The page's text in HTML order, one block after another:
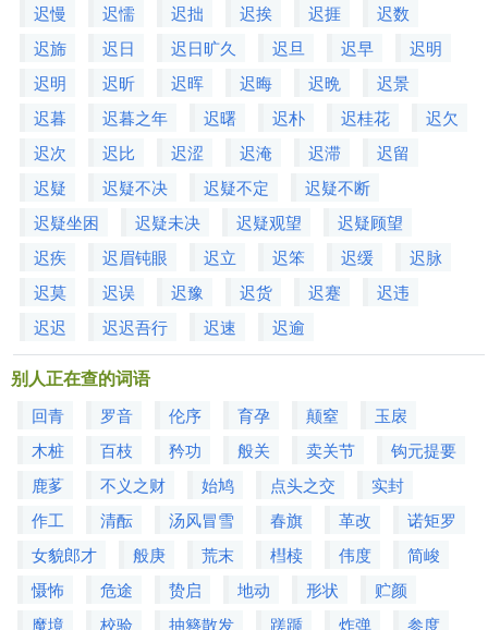
迟慢
迟懦 迟拙 迟挨 迟捱
迟数
迟旆
迟日 迟日旷久 迟旦 迟早
迟明
迟明
迟昕 迟晖 迟晦 迟晩
迟景
迟暮
迟暮之年 迟曙 迟朴 迟桂花
迟欠
迟次
迟比 迟涩 迟淹 迟滞
迟留
迟疑
迟疑不决 迟疑不定
迟疑不断
迟疑坐困
迟疑未决 迟疑观望
迟疑顾望
迟疾
迟眉钝眼 迟立 迟笨 迟缓
迟脉
迟莫
迟误 迟豫 迟货 迟蹇
迟违
迟迟
迟迟吾行 迟速 迟逾
别人正在查的词语
回青 罗音 伦序 育孕 颠窒
玉扆
木桩
百枝 矜功 般关 卖关节
钩元提要
鹿茤
不义之财 始鸠 点头之交
实封
作工
清酝 汤风冒雪 春旗 革改
诺矩罗
女貌郎才
般庚 荒末 槥椟 伟度
简峻
慑怖
危途 贽启 地动 形状
贮颜
魔境
校验 抽簪散发 蹉踬 炸弹 参度